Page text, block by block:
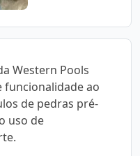
Western Pools
funcionalidade ao
de pedras pré-
uso de